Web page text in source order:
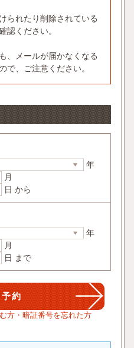
られたり削除されている
認ください。
、メールが届かなくなる
で、ご注意ください。
年
月
日 から
年
月
日 まで
方・暗証番号を忘れた方